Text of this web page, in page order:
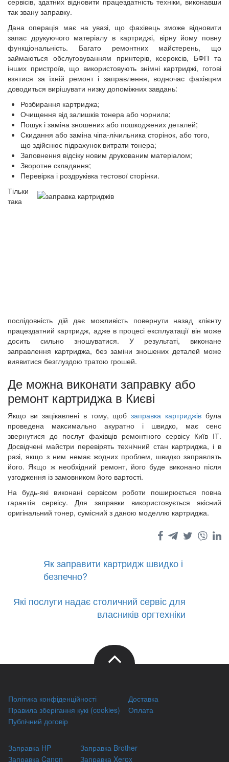
так звану заправку.
Дана операція має на увазі, що фахівець зможе відновити
запас друкуючого матеріалу в картриджі, вірну йому повну
функціональність. Багато ремонтних майстерень, що
займаються обслуговуванням принтерів, ксероксів, БФП та
інших пристроїв, що використовують знімні картриджі, готові
взятися за їхній ремонт і заправлення, водночас фахівцям
доводиться вирішувати низку допоміжних завдань:
Розбирання картриджа;
Очищення від залишків тонера або чорнила;
Пошук і заміна зношених або пошкоджених деталей;
Скидання або заміна чіпа-лічильника сторінок, або того,
що здійснює підрахунок витрати тонера;
Заповнення відсіку новим друкованим матеріалом;
Зворотне складання;
Перевірка і роздруківка тестової сторінки.
Тільки
така
послідовність дій дає можливість повернути назад клієнту
працездатний картридж, адже в процесі експлуатації він може
досить сильно зношуватися. У результаті, виконане
заправлення картриджа, без заміни зношених деталей може
виявитися безглуздою тратою грошей.
Де можна виконати заправку або
ремонт картриджа в Києві
Якщо ви зацікавлені в тому, щобзаправка картриджів була
проведена максимально акуратно і швидко, має сенс
звернутися до послуг фахівців ремонтного сервісу Київ ІТ.
Досвідчені майстри перевірять технічний стан картриджа, і в
разі, якщо з ним немає жодних проблем, швидко заправлять
його. Якщо ж необхідний ремонт, його буде виконано після
узгодження із замовником його вартості.
На будь-які виконані сервісом роботи поширюється повна
гарантія сервісу. Для заправки використовується якісний
оригінальний тонер, сумісний з даною моделлю картриджа.
Як заправити картридж швидко і
безпечно?
Які послуги надає столичний сервіс для
власників оргтехніки
Політика конфіденційності
Правила зберігання кукі (cookies)
Публічний договір
Доставка
Оплата
Заправка HP
Заправка Canon
Заправка Brother
Заправка Xerox